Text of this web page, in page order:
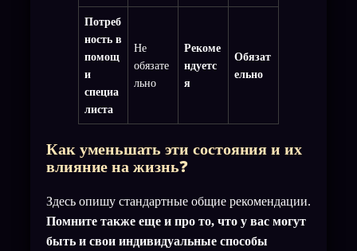
Потреб
ность в
помощ
и
специа
листа
Не
обязате
льно
Рекоме
ндуетс
я
Обязат
ельно
Как уменьшать эти состояния и их
влияние на жизнь❓
Здесь опишу стандартные общие рекомендации.
Помните также еще и про то, что у вас могут
быть и свои индивидуальные способы